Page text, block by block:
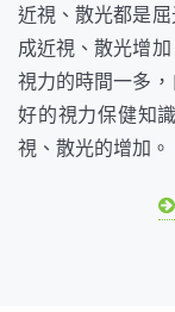
近視、散光都是
成近視、散光增
視力的時間一多
好的視力保健知
視、散光的增加。